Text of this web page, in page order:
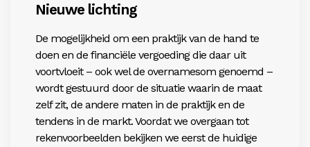
Nieuwe lichting
De mogelijkheid om een praktijk van de hand te
doen en de financiële vergoeding die daar uit
voortvloeit – ook wel de overnamesom genoemd –
wordt gestuurd door de situatie waarin de maat
zelfzit, de andere maten in de praktijk en de
tendens in de markt. Voordat we overgaan tot
rekenvoorbeelden bekijken we eerst de huidige